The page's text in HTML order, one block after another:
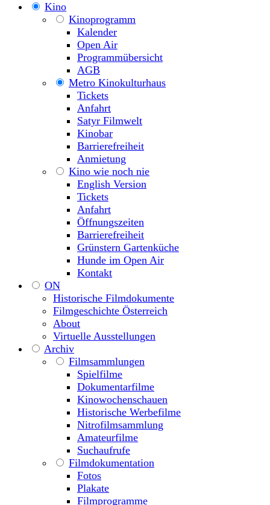
Kino
Kinoprogramm
Kalender
Open Air
Programmübersicht
AGB
Metro Kinokulturhaus
Tickets
Anfahrt
Satyr Filmwelt
Kinobar
Barrierefreiheit
Anmietung
Kino wie noch nie
English Version
Tickets
Anfahrt
Öffnungszeiten
Barrierefreiheit
Grünstern Gartenküche
Hunde im Open Air
Kontakt
ON
Historische Filmdokumente
Filmgeschichte Österreich
About
Virtuelle Ausstellungen
Archiv
Filmsammlungen
Spielfilme
Dokumentarfilme
Kinowochenschauen
Historische Werbefilme
Nitrofilmsammlung
Amateurfilme
Suchaufrufe
Filmdokumentation
Fotos
Plakate
Filmprogramme